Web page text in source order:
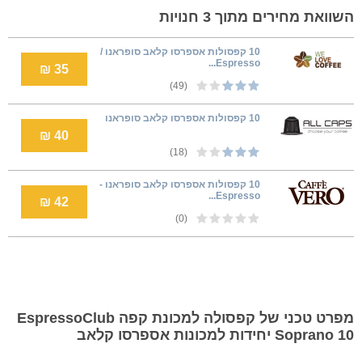
השוואת מחירים מתוך 3 חנויות
10 קפסולות אספרסו קלאב סופראנו /
Espresso...
(49)
35 ₪
10 קפסולות אספרסו קלאב סופראנו
(18)
40 ₪
10 קפסולות אספרסו קלאב סופראנו -
Espresso...
(0)
42 ₪
מפרט טכני של קפסולה למכונת קפה EspressoClub
Soprano 10 יחידות למכונות אספרסו קלאב